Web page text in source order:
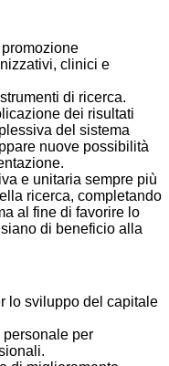
clinici e
di ricerca.
dei risultati
del sistema
nuove possibilità
e unitaria sempre più
ricerca, completando
al fine di favorire lo
di beneficio alla
lo sviluppo del capitale
per